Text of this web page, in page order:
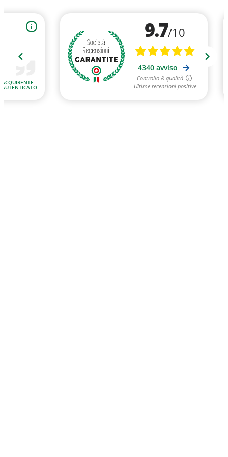
i
ACQUIRENTE
AUTENTICATO
9.7/10
4340 avviso
Controllo & qualità
Ultime recensioni positive